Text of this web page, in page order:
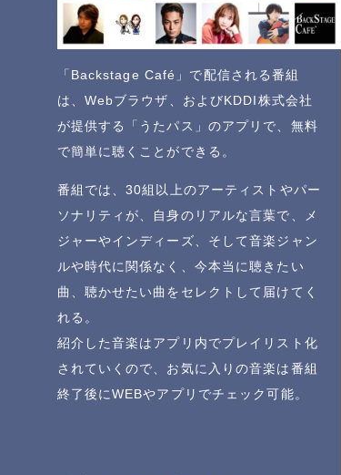
「Backstage Café」で配信される番組
は、Webブラウザ、およびKDDI株式会社
が提供する「うたパス」のアプリで、無料
で簡単に聴くことができる。
番組では、30組以上のアーティストやパー
ソナリティが、自身のリアルな言葉で、メ
ジャーやインディーズ、そして音楽ジャン
ルや時代に関係なく、今本当に聴きたい
曲、聴かせたい曲をセレクトして届けてく
れる。
紹介した音楽はアプリ内でプレイリスト化
されていくので、お気に入りの音楽は番組
終了後にWEBやアプリでチェック可能。